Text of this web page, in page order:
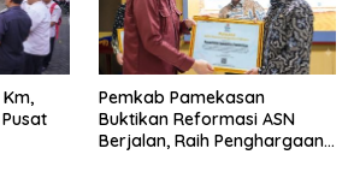
Pemkab Pamekasan
Buktikan Reformasi ASN
Berjalan, Raih Penghargaan